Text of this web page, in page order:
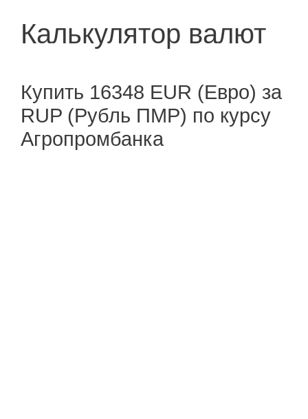
Калькулятор валют
Купить 16348 EUR (Евро) за
RUP (Рубль ПМР) по курсу
Агропромбанка